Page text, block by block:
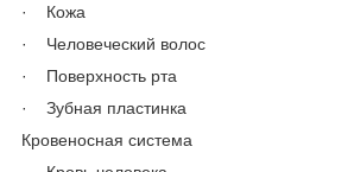
· Кожа
· Человеческий волос
· Поверхность рта
· Зубная пластинка
Кровеносная система